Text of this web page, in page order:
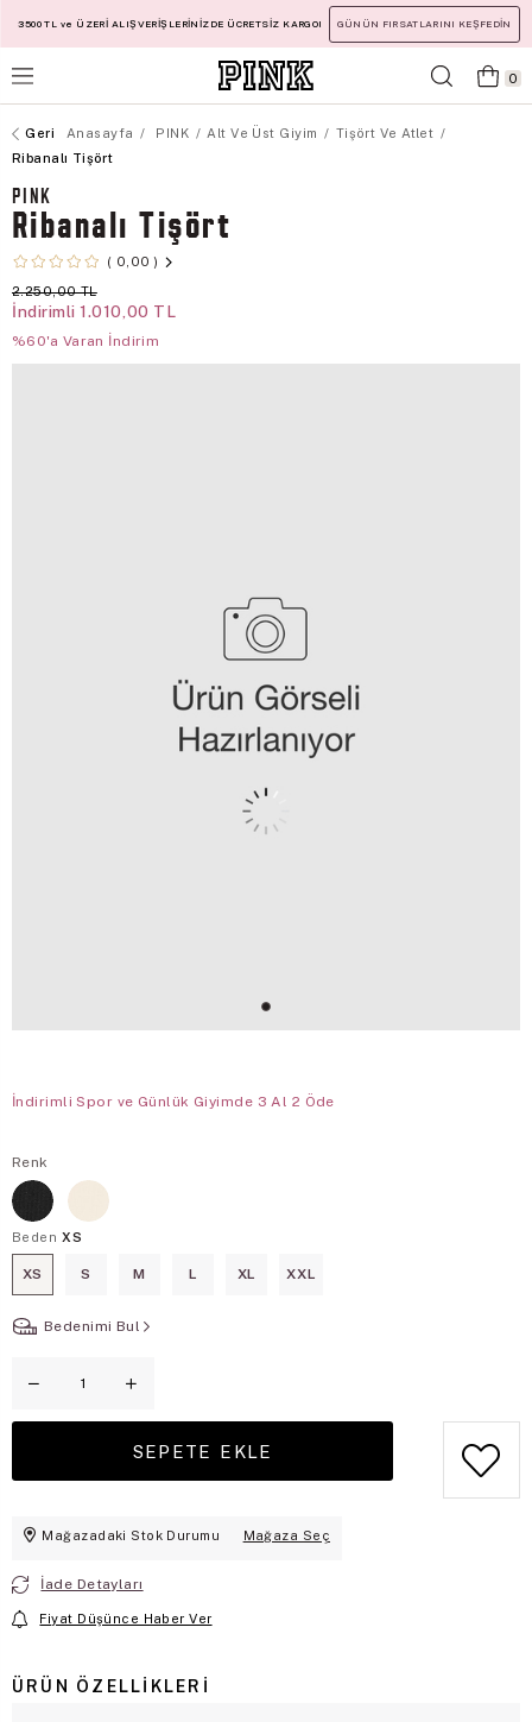
3500 TL ve ÜZERİ ALIŞVERİŞLERİNİZDE ÜCRETSİZ KARGO! GÜNÜN FIRSATLARINI KEŞFEDİN
0
Anasayfa PINK Alt Ve Üst Giyim
Tişört Ve Atlet
Ribanalı Tişört
PINK
Ribanalı Tişört
0,00
2.250,00 TL
İndirimli 1.010,00 TL
%60'a Varan İndirim
İndirimli Spor ve Günlük Giyimde 3 Al 2 Öde
Renk
Beden XS
XS S M L XL XXL
Bedenimi Bul
Mağazadaki Stok Durumu Mağaza Seç
İade Detayları
Fiyat Düşünce Haber Ver
ÜRÜN ÖZELLIKLERI